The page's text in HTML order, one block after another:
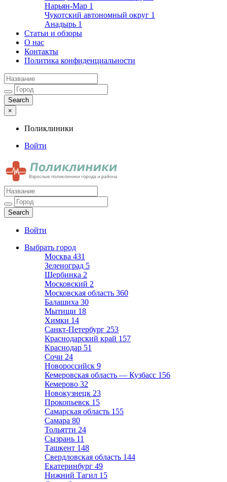
Нарьян-Мар 1
Чукотский автономный округ 1
Анадырь 1
Статьи и обзоры
О нас
Контакты
Политика конфиденциальности
×
Поликлиники
Войти
Поликлиники
Взрослые поликлиники города и района
Войти
Выбрать город
Москва 431
Зеленоград 5
Щербинка 2
Московский 2
Московская область 360
Балашиха 30
Мытищи 18
Химки 14
Санкт-Петербург 253
Краснодарский край 157
Краснодар 51
Сочи 24
Новороссийск 9
Кемеровская область — Кузбасс 156
Кемерово 32
Новокузнецк 23
Прокопьевск 15
Самарская область 155
Самара 80
Тольятти 24
Сызрань 11
Ташкент 148
Свердловская область 144
Екатеринбург 49
Нижний Тагил 15